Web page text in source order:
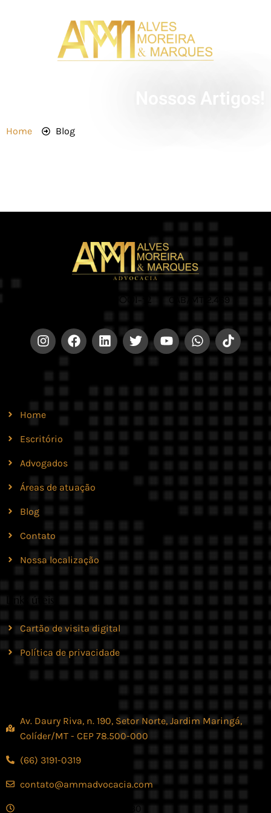
Home Blog
CNPJ 42.579.159/0001-52 | OAB/MT 2.469
Home
Escritório
Advogados
Áreas de atuação
Blog
Contato
Nossa localização
Links úteis
Cartão de visita digital
Política de privacidade
Av. Daury Riva, n. 190, Setor Norte, Jardim Maringá,
Colíder/MT - CEP 78.500-000
(66) 3191-0319
contato@ammadvocacia.com